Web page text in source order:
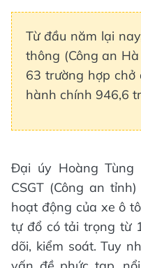
Từ đầu năm lại
thông (Công an
63 trường hợp chở
hành chính 946,6
Đại úy Hoàng Tùng
CSGT (Công an
hoạt động của xe ô
tự đổ có tải trọng từ
dõi, kiểm soát. Tuy